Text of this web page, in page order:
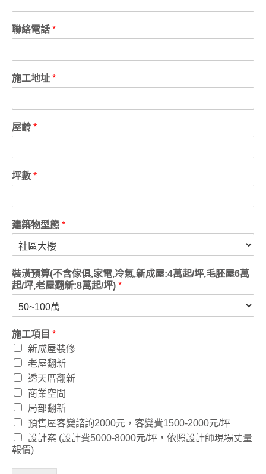
聯絡電話 *
施工地址 *
屋齡 *
坪數 *
建築物型態 *
裝潢預算(不含傢俱,家電,冷氣,新成屋:4萬起/坪,毛胚屋6萬
起/坪,老屋翻新:8萬起/坪) *
施工項目 *
新成屋裝修
老屋翻新
透天厝翻新
商業空間
局部翻新
預售屋客變諮詢2000元，客變費1500-2000元/坪
設計案 (設計費5000-8000元/坪，依照設計師現場丈量
報價)